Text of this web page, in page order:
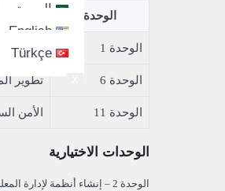
العربية
English
Türkçe
الوحدة
الوحدة 1 أنظمة
الوحدة 6 تطوير
الوحدة 11 الأمن
الوحدات الاختيارية
الوحدة 2 – إنشاء أنظمة لإدارة المعلومات